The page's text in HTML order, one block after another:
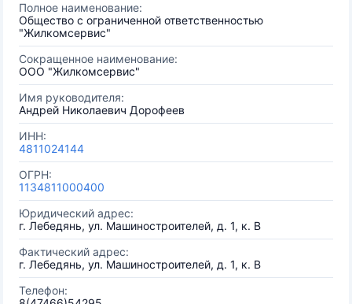
Полное наименование:
Общество с ограниченной ответственностью
"Жилкомсервис"
Сокращенное наименование:
ООО "Жилкомсервис"
Имя руководителя:
Андрей Николаевич Дорофеев
ИНН:
4811024144
ОГРН:
1134811000400
Юридический адрес:
г. Лебедянь, ул. Машиностроителей, д. 1, к. В
Фактический адрес:
г. Лебедянь, ул. Машиностроителей, д. 1, к. В
Телефон: